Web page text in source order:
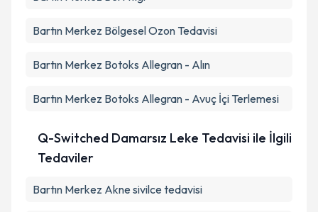
Bartın Merkez Bölgesel Ozon Tedavisi
Bartın Merkez Botoks Allegran - Alın
Bartın Merkez Botoks Allegran - Avuç İçi Terlemesi
Q-Switched Damarsız Leke Tedavisi ile İlgili
Tedaviler
Bartın Merkez Akne sivilce tedavisi